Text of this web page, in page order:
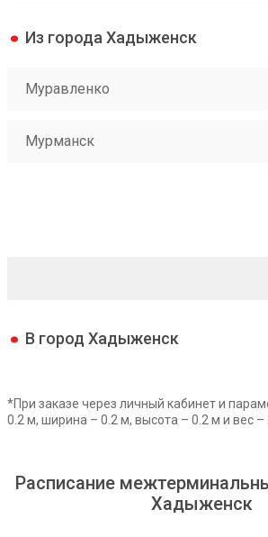
Из города Хадыженск
Муравленко
Мурманск
В город Хадыженск
*При заказе через личный кабинет и
0.2 м, ширина – 0.2 м, высота – 0.2 м и вес –
Расписание
Хадыженск